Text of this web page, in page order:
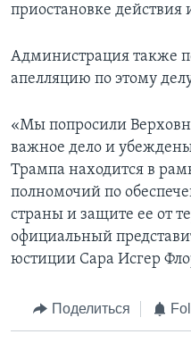
приостановке
Администрация также
апелляцию по этому
«Мы попросили
важное дело и
Трампа находится в
полномочий по
страны и защите ее от
официальный
юстиции Сара Исгер
Поделиться